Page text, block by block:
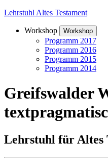
Lehrstuhl Altes Testament
Workshop Workshop
Programm 2017
Programm 2016
Programm 2015
Programm 2014
Greifswalder
Lehrstuhl für Altes